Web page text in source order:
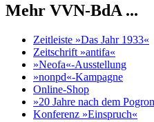
Mehr VVN-BdA ...
Zeitleiste »Das Jahr 1933«
Zeitschrift »antifa«
»Neofa«-Ausstellung
»nonpd«-Kampagne
Online-Shop
»20 Jahre nach dem
Konferenz »Einspruch«